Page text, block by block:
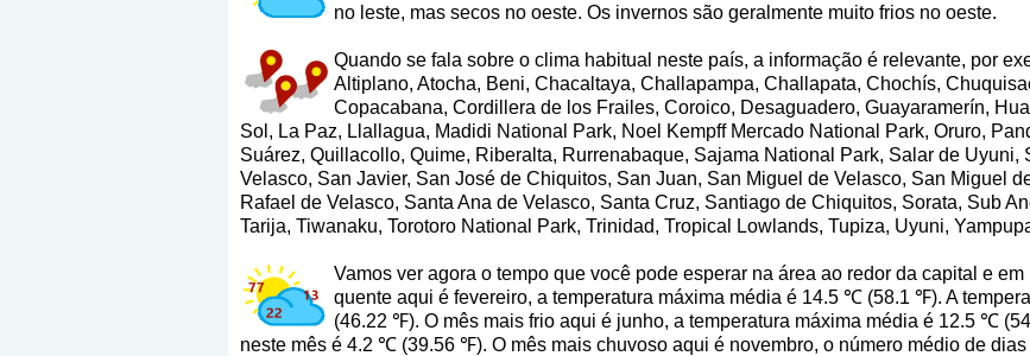
no leste, mas secos no oeste. Os invernos são geralmente muito frios no oeste.
Quando se fala sobre o clima habitual neste país, a informação é relevante, por
Altiplano, Atocha, Beni, Chacaltaya, Challapampa, Challapata, Chochís,
Copacabana, Cordillera de los Frailes, Coroico, Desaguadero, Guayaramerín,
Sol, La Paz, Llallagua, Madidi National Park, Noel Kempff Mercado National Park, Oruro,
Suárez, Quillacollo, Quime, Riberalta, Rurrenabaque, Sajama National Park, Salar de Uyuni,
Velasco, San Javier, San José de Chiquitos, San Juan, San Miguel de Velasco, San Miguel
Rafael de Velasco, Santa Ana de Velasco, Santa Cruz, Santiago de Chiquitos, Sorata, Sub
Tarija, Tiwanaku, Torotoro National Park, Trinidad, Tropical Lowlands, Tupiza, Uyuni,
Vamos ver agora o tempo que você pode esperar na área ao redor da capital e
quente aqui é fevereiro, a temperatura máxima média é 14.5 ℃ (58.1 ℉). A
(46.22 ℉). O mês mais frio aqui é junho, a temperatura máxima média é 12.5 ℃
neste mês é 4.2 ℃ (39.56 ℉). O mês mais chuvoso aqui é novembro, o número médio de